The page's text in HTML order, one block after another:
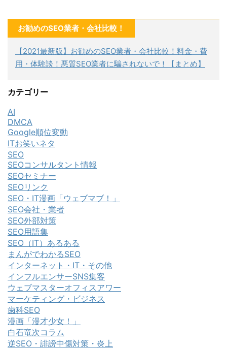
お勧めのSEO業者・会社比較！
【2021最新版】お勧めのSEO業者・会社比較！料金・費
用・体験談！悪質SEO業者に騙されないで！【まとめ】
カテゴリー
AI
DMCA
Google順位変動
ITお笑いネタ
SEO
SEOコンサルタント情報
SEOセミナー
SEOリンク
SEO・IT漫画「ウェブマブ！」
SEO会社・業者
SEO外部対策
SEO用語集
SEO（IT）あるある
まんがでわかるSEO
インターネット・IT・その他
インフルエンサーSNS集客
ウェブマスターオフィスアワー
マーケティング・ビジネス
歯科SEO
漫画「漫才少女！」
白石竜次コラム
逆SEO・誹謗中傷対策・炎上